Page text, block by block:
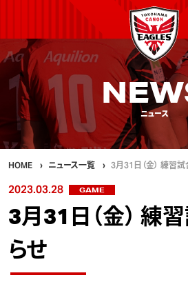
ニュース
HOME ニュース一覧 3月31日（金） 練習
2023.03.28 GAME
3月31日（金） 練
らせ